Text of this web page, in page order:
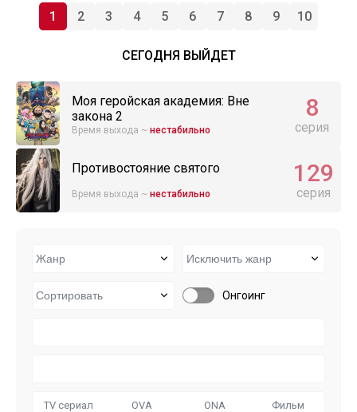
1 2 3 4 5 6 7 8 9 10
СЕГОДНЯ ВЫЙДЕТ
Моя геройская академия: Вне
закона 2
Время выхода ~ нестабильно
8
серия
Противостояние святого
Время выхода ~ нестабильно
129
серия
Онгоинг
TV сериал OVA ONA Фильм